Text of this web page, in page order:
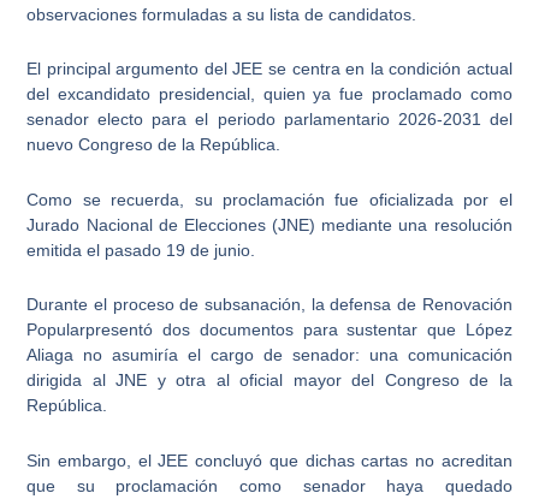
observaciones formuladas a su lista de candidatos.
El principal argumento del JEE se centra en la condición actual
del excandidato presidencial, quien ya fue proclamado como
senador electo para el periodo parlamentario 2026-2031 del
nuevo Congreso de la República.
Como se recuerda, su proclamación fue oficializada por el
Jurado Nacional de Elecciones (JNE) mediante una resolución
emitida el pasado 19 de junio.
Durante el proceso de subsanación, la defensa de Renovación
Popularpresentó dos documentos para sustentar que López
Aliaga no asumiría el cargo de senador: una comunicación
dirigida al JNE y otra al oficial mayor del Congreso de la
República.
Sin embargo, el JEE concluyó que dichas cartas no acreditan
que su proclamación como senador haya quedado